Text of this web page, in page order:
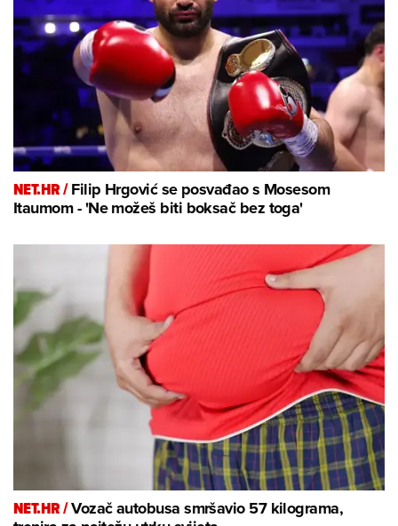
NET.HR /Filip Hrgović se posvađao s Mosesom
Itaumom - 'Ne možeš biti boksač bez toga'
NET.HR /Vozač autobusa smršavio 57 kilograma,